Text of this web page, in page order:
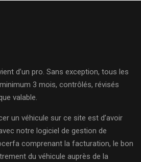
d’un pro. Sans exception, tous les
3 mois, contrôlés, révisés
valable.
un véhicule sur ce site est d’avoir
notre logiciel de gestion de
comprenant la facturation, le bon
du véhicule auprès de la